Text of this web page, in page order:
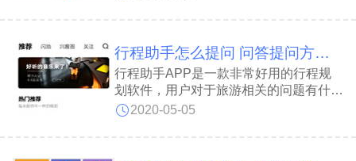
关的方法介绍。
行程助手怎么提问 问答提问方法介绍
行程助手APP是一款非常好用的行程规
划软件，用户对于旅游相关的问题有什么
不了解的都可以在这里提问，会有专业人
绍。
2020-05-05